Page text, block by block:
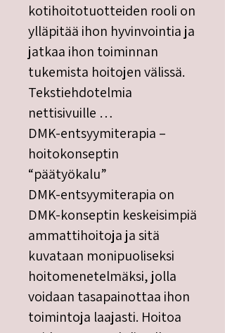
kotihoitotuotteiden rooli on
ylläpitää ihon hyvinvointia ja
jatkaa ihon toiminnan
tukemista hoitojen välissä.
Tekstiehdotelmia
nettisivuille …
DMK-entsyymiterapia –
hoitokonseptin
“päätyökalu”
DMK-entsyymiterapia on
DMK-konseptin keskeisimpiä
ammattihoitoja ja sitä
kuvataan monipuoliseksi
hoitomenetelmäksi, jolla
voidaan tasapainottaa ihon
toimintoja laajasti. Hoitoa